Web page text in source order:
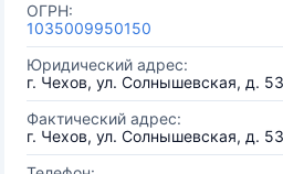
ОГРН:
1035009950150
Юридический адрес:
г. Чехов, ул. Солнышевская, д. 53
Фактический адрес:
г. Чехов, ул. Солнышевская, д. 53